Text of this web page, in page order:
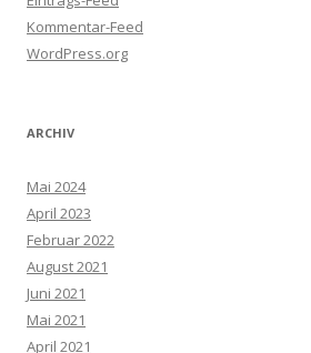
Kommentar-Feed
WordPress.org
ARCHIV
Mai 2024
April 2023
Februar 2022
August 2021
Juni 2021
Mai 2021
April 2021